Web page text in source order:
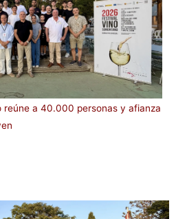
reúne a 40.000 personas y afianza